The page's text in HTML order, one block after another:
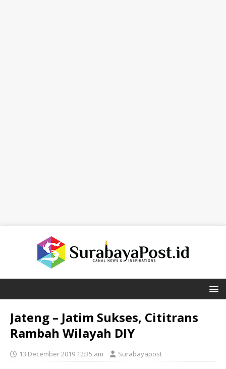
Jateng – Jatim Sukses, Cititrans
Rambah Wilayah DIY
13 December 2019 12:35 am Surabayapost